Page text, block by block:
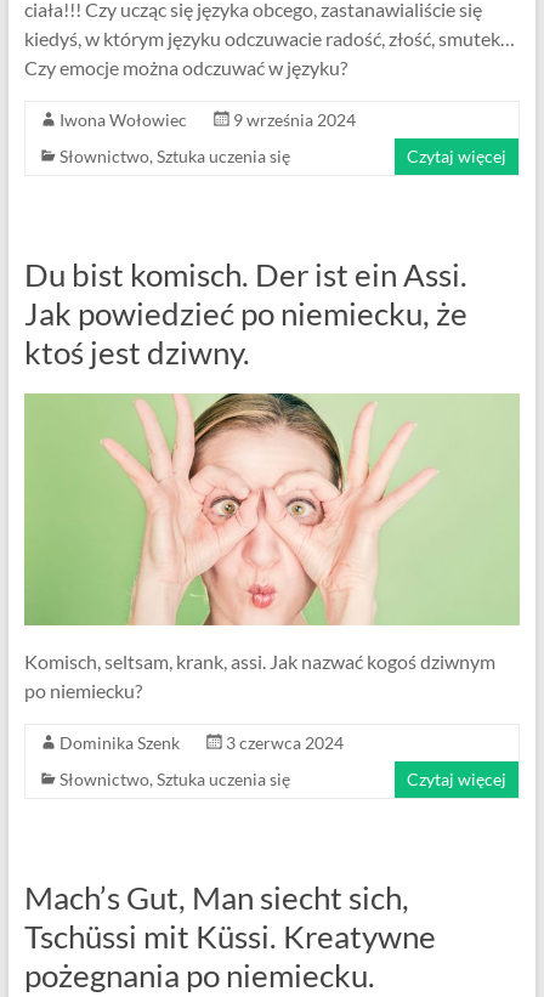
ciała!!! Czy ucząc się języka obcego, zastanawialiście się
kiedyś, w którym języku odczuwacie radość, złość, smutek…
Czy emocje można odczuwać w języku?
Iwona Wołowiec
9 września 2024
Słownictwo,Sztuka uczenia się Czytaj więcej
Du bist komisch. Der ist ein Assi.
Jak powiedzieć po niemiecku, że
ktoś jest dziwny.
Komisch, seltsam, krank, assi. Jak nazwać kogoś dziwnym
po niemiecku?
Dominika Szenk
3 czerwca 2024
Słownictwo, Sztuka uczenia się Czytaj więcej
Mach’s Gut, Man siecht sich,
Tschüssi mit Küssi. Kreatywne
pożegnania po niemiecku.